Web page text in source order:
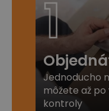
1
Jednoducho
môžete až
kontroly